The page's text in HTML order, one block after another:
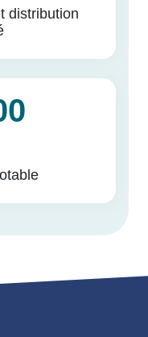
distribution